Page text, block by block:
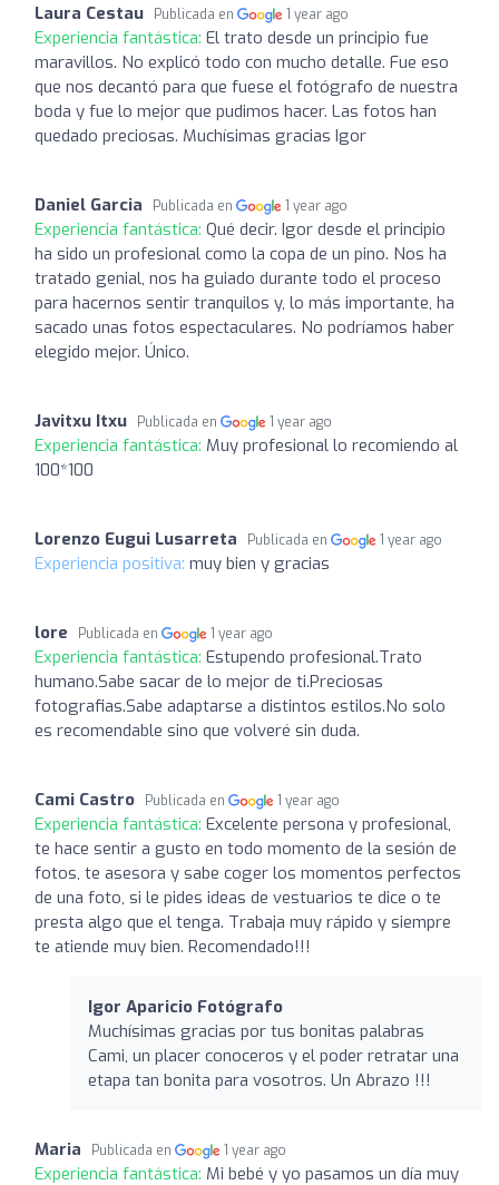
Laura Cestau Publicada en 1 year ago
Experiencia fantástica: El trato desde un principio fue
maravillos. No explicó todo con mucho detalle. Fue eso
que nos decantó para que fuese el fotógrafo de nuestra
boda y fue lo mejor que pudimos hacer. Las fotos han
quedado preciosas. Muchísimas gracias Igor
Daniel Garcia Publicada en 1 year ago
Experiencia fantástica: Qué decir. Igor desde el principio
ha sido un profesional como la copa de un pino. Nos ha
tratado genial, nos ha guiado durante todo el proceso
para hacernos sentir tranquilos y, lo más importante, ha
sacado unas fotos espectaculares. No podríamos haber
elegido mejor. Único.
Javitxu Itxu Publicada en 1 year ago
Experiencia fantástica: Muy profesional lo recomiendo al
100*100
Lorenzo Eugui Lusarreta Publicada en 1 year ago
Experiencia positiva: muy bien y gracias
lore Publicada en 1 year ago
Experiencia fantástica: Estupendo profesional.Trato
humano.Sabe sacar de lo mejor de ti.Preciosas
fotografias.Sabe adaptarse a distintos estilos.No solo
es recomendable sino que volveré sin duda.
Cami Castro Publicada en 1 year ago
Experiencia fantástica: Excelente persona y profesional,
te hace sentir a gusto en todo momento de la sesión de
fotos, te asesora y sabe coger los momentos perfectos
de una foto, si le pides ideas de vestuarios te dice o te
presta algo que el tenga. Trabaja muy rápido y siempre
te atiende muy bien. Recomendado!!!
Igor Aparicio Fotógrafo
Muchísimas gracias por tus bonitas palabras
Cami, un placer conoceros y el poder retratar una
etapa tan bonita para vosotros. Un Abrazo !!!
Maria Publicada en 1 year ago
Experiencia fantástica: Mi bebé y yo pasamos un día muy